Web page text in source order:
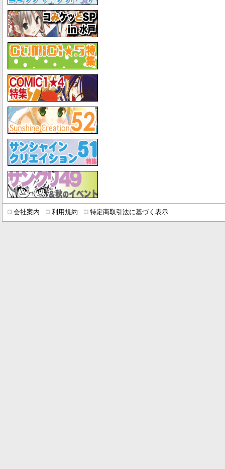
会社案内 利用規約 特定商取引法に基づく表示